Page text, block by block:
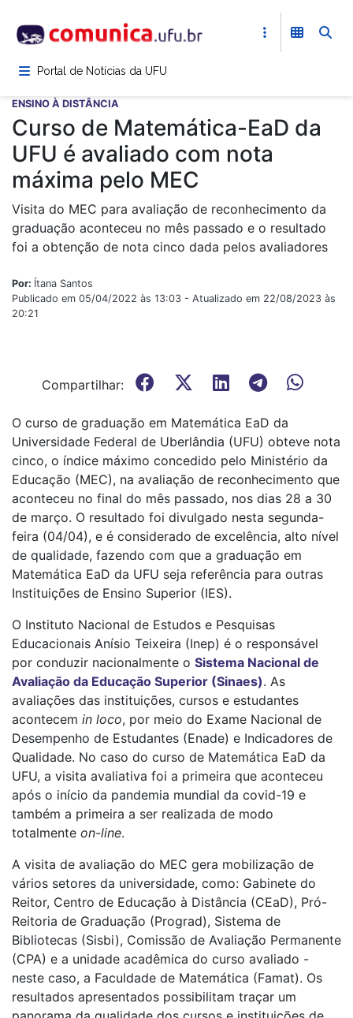
para
conteúdoPortal de Notícias da UFU
ENSINO À DISTÂNCIA
Curso de Matemática-EaD da
UFU é avaliado com nota
máxima pelo MEC
Visita do MEC para avaliação de reconhecimento da
graduação aconteceu no mês passado e o resultado
foi a obtenção de nota cinco dada pelos avaliadores
Por: Ítana Santos
Publicado em 05/04/2022 às 13:03 - Atualizado em 22/08/2023 às
20:21
Compartilhar:
O curso de graduação em Matemática EaD da
Universidade Federal de Uberlândia (UFU) obteve nota
cinco, o índice máximo concedido pelo Ministério da
Educação (MEC), na avaliação de reconhecimento que
aconteceu no final do mês passado, nos dias 28 a 30
de março. O resultado foi divulgado nesta segunda-
feira (04/04), e é considerado de excelência, alto nível
de qualidade, fazendo com que a graduação em
Matemática EaD da UFU seja referência para outras
Instituições de Ensino Superior (IES).
O Instituto Nacional de Estudos e Pesquisas
Educacionais Anísio Teixeira (Inep) é o responsável
por conduzir nacionalmente o Sistema Nacional de
Avaliação da Educação Superior (Sinaes). As
avaliações das instituições, cursos e estudantes
acontecem in loco, por meio do Exame Nacional de
Desempenho de Estudantes (Enade) e Indicadores de
Qualidade. No caso do curso de Matemática EaD da
UFU, a visita avaliativa foi a primeira que aconteceu
após o início da pandemia mundial da covid-19 e
também a primeira a ser realizada de modo
totalmente on-line.
A visita de avaliação do MEC gera mobilização de
vários setores da universidade, como: Gabinete do
Reitor, Centro de Educação à Distância (CEaD), Pró-
Reitoria de Graduação (Prograd), Sistema de
Bibliotecas (Sisbi), Comissão de Avaliação Permanente
(CPA) e a unidade acadêmica do curso avaliado -
neste caso, a Faculdade de Matemática (Famat). Os
resultados apresentados possibilitam traçar um